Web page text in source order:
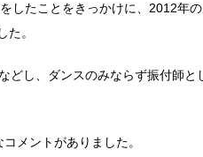
したことをきっかけに、2012年
。
し、ダンスのみならず振付師と
メントがありました。